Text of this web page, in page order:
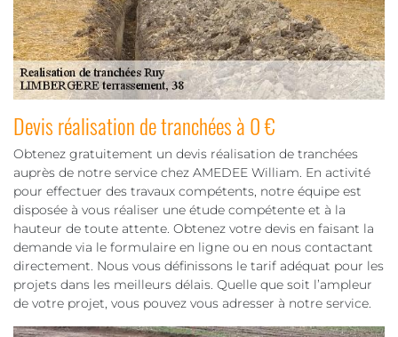
Devis réalisation de tranchées à 0 €
Obtenez gratuitement un devis réalisation de tranchées
auprès de notre service chez AMEDEE William. En activité
pour effectuer des travaux compétents, notre équipe est
disposée à vous réaliser une étude compétente et à la
hauteur de toute attente. Obtenez votre devis en faisant la
demande via le formulaire en ligne ou en nous contactant
directement. Nous vous définissons le tarif adéquat pour les
projets dans les meilleurs délais. Quelle que soit l’ampleur
de votre projet, vous pouvez vous adresser à notre service.